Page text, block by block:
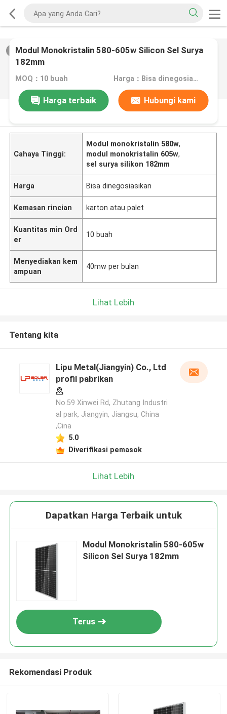
/ 0
Modul Monokristalin 580-605w Silicon Sel Surya
182mm
MOQ：10 buah Harga：Bisa dinegosiasikan
Harga terbaik
Hubungi kami
DESKRIPSI PRODUK
Cahaya Tinggi:
Modul monokristalin 580w,
modul monokristalin 605w,
sel surya silikon 182mm
Harga Bisa dinegosiasikan
Kemasan rincian karton atau palet
Kuantitas min Ord
er
10 buah
Menyediakan kem
ampuan
40mw per bulan
Lihat Lebih
Tentang kita
Lipu Metal(Jiangyin) Co., Ltd
profil pabrikan
No.59 Xinwei Rd, Zhutang Industri
al park, Jiangyin, Jiangsu, China
,Cina
5.0
Diverifikasi pemasok
Lihat Lebih
Dapatkan Harga Terbaik untuk
Modul Monokristalin 580-605w
Silicon Sel Surya 182mm
Terus
Rekomendasi Produk